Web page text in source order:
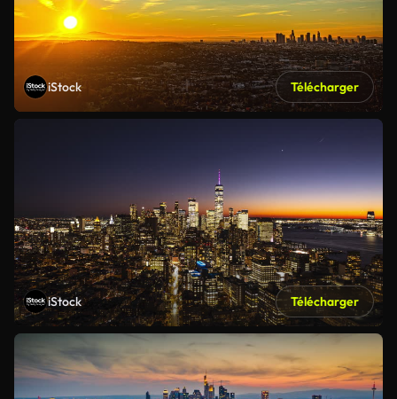
iStock Télécharger
iStock Télécharger